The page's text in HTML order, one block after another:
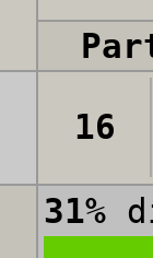
16
31%